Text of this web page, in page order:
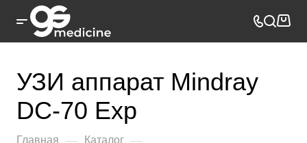
УЗИ аппарат Mindray
DC-70 Exp
Главная — Каталог —